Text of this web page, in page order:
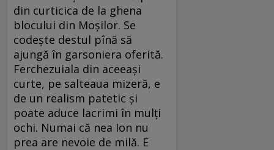
din curticica de la ghena
blocului din Moşilor. Se
codeşte destul pînă să
ajungă în garsoniera oferită.
Ferchezuiala din aceeaşi
curte, pe salteaua mizeră, e
de un realism patetic şi
poate aduce lacrimi în mulţi
ochi. Numai că nea Ion nu
prea are nevoie de milă. E